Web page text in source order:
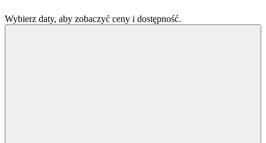
Wybierz daty, aby zobaczyć ceny i dostępność.